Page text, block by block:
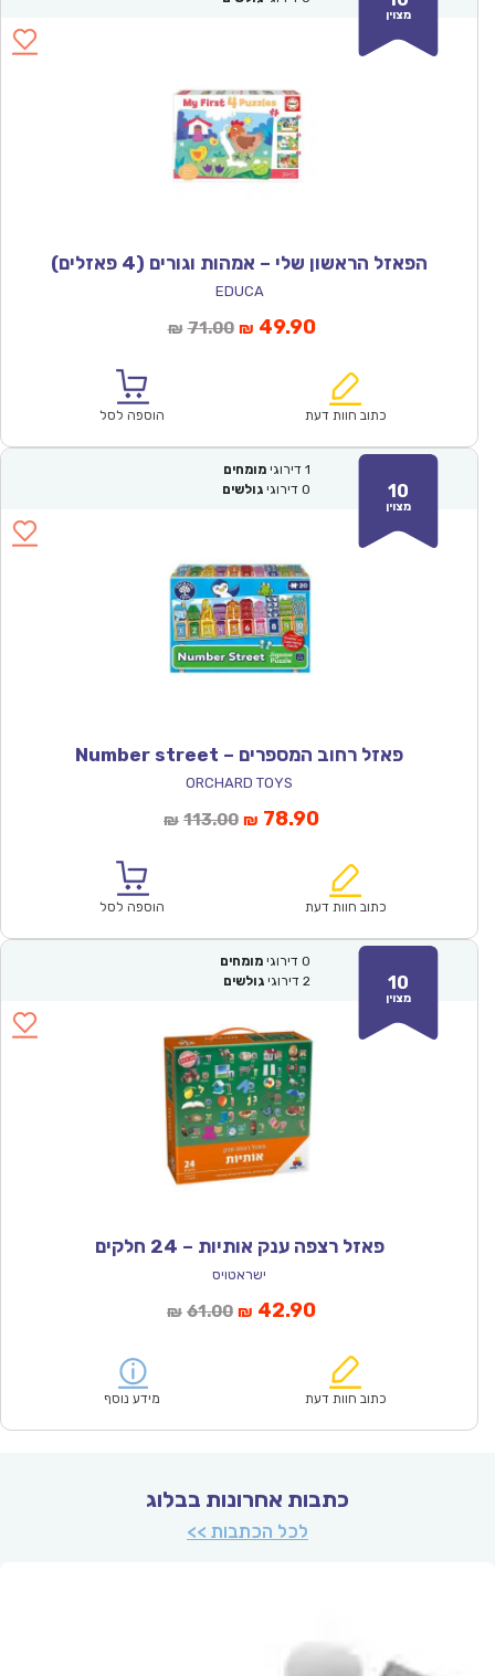
מצוין
הפאזל הראשון שלי – אמהות וגורים (4 פאזלים)
EDUCA
₪ 71.00המחיר
₪71.00.
₪ 49.90המחיר
הוא:
כתוב חוות דעת הוספה לסל
10
מצוין
1 דירוגי מומחים
0 דירוגי גולשים
פאזל רחוב המספרים – Number street
ORCHARD TOYS
₪ 113.00המחיר
₪113.00.
₪ 78.90המחיר
הוא:
כתוב חוות דעת הוספה לסל
10
מצוין
0 דירוגי מומחים
2 דירוגי גולשים
פאזל רצפה ענק אותיות – 24 חלקים
ישראטויס
₪ 61.00המחיר
₪61.00.
₪ 42.90המחיר
הוא:
כתוב חוות דעת מידע נוסף
כתבות אחרונות בבלוג
לכל הכתבות >>